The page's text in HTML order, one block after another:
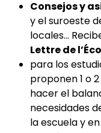
Consejos y
y el suroeste
locales…
Lettre de
para los
proponen 1 o
hacer el
necesidades
la escuela y